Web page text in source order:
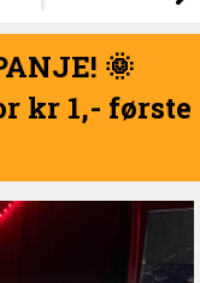
beboerne
🌞
kr 1,- første